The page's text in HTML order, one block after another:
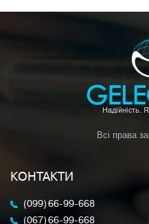
Всі права
КОНТАКТИ
(099) 66-99-668
(067) 66-99-668